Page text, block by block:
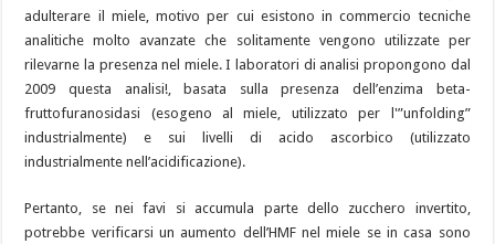
adulterare il miele, motivo per cui esistono in commercio tecniche
analitiche molto avanzate che solitamente vengono utilizzate per
rilevarne la presenza nel miele. I laboratori di analisi propongono dal
2009 questa analisi!, basata sulla presenza dell’enzima beta-
fruttofuranosidasi (esogeno al miele, utilizzato per l'”unfolding”
industrialmente) e sui livelli di acido ascorbico (utilizzato
industrialmente nell’acidificazione).
Pertanto, se nei favi si accumula parte dello zucchero invertito,
potrebbe verificarsi un aumento dell’HMF nel miele se in casa sono